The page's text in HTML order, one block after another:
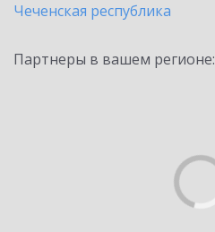
Чеченская республика
Партнеры в вашем регионе: